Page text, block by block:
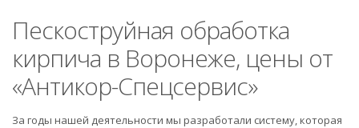
Пескоструйная обработка
кирпича в Воронеже, цены от
«Антикор-Спецсервис»
За годы нашей деятельности мы разработали систему, которая